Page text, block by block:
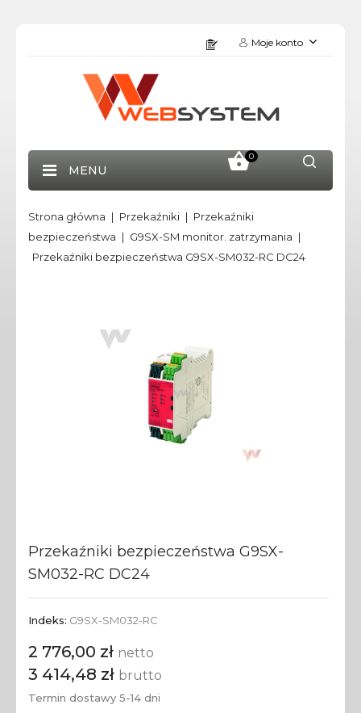
Moje konto
0
MENU
Strona główna Przekaźniki
Przekaźniki
bezpieczeństwa
G9SX-SM monitor. zatrzymania
Przekaźniki bezpieczeństwa G9SX-SM032-RC DC24
Przekaźniki bezpieczeństwa G9SX-
SM032-RC DC24
Indeks: G9SX-SM032-RC
2 776,00 zł netto
3 414,48 zł brutto
Termin dostawy 5-14 dni